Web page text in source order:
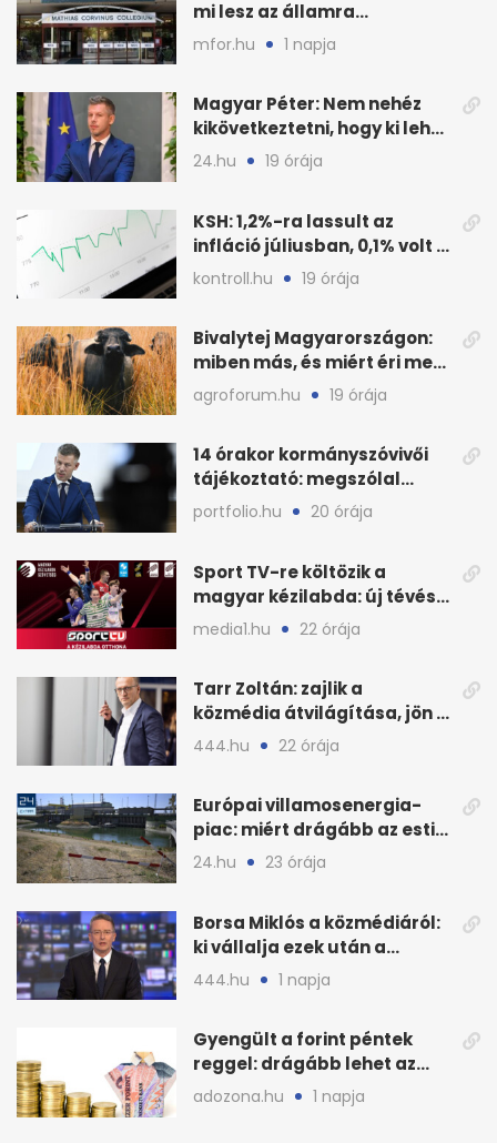
mi lesz az államra
visszaszálló vagyonnal?
mfor.hu 1 napja
Magyar Péter: Nem nehéz
kikövetkeztetni, hogy ki lehet
a három jelölt
24.hu 19 órája
KSH: 1,2%-ra lassult az
infláció júliusban, 0,1% volt a
havi áresés
kontroll.hu 19 órája
Bivalytej Magyarországon:
miben más, és miért éri meg
feldolgozni?
agroforum.hu 19 órája
14 órakor kormányszóvivői
tájékoztató: megszólal
Magyar Péter is
portfolio.hu 20 órája
Sport TV-re költözik a
magyar kézilabda: új tévés
megállapodás
media1.hu 22 órája
Tarr Zoltán: zajlik a
közmédia átvilágítása, jön a
nyilvános véleményezés
444.hu 22 órája
Európai villamosenergia-
piac: miért drágább az esti
áram Magyarországon
24.hu 23 órája
Borsa Miklós a közmédiáról:
ki vállalja ezek után a
munkát?
444.hu 1 napja
Gyengült a forint péntek
reggel: drágább lehet az
euró és a dollár
adozona.hu 1 napja